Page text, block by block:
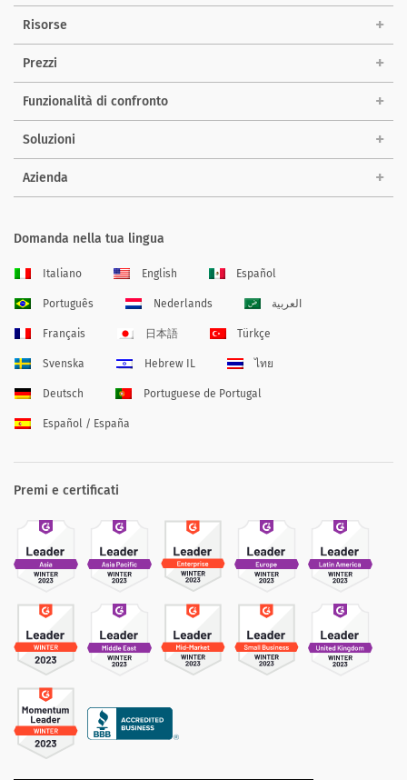
Risorse
Prezzi
Funzionalità di confronto
Soluzioni
Azienda
Domanda nella tua lingua
Italiano English Español
Português Nederlands العربية
Français 日本語 Türkçe
Svenska Hebrew IL ไทย
Deutsch Portuguese de Portugal
Español / España
Premi e certificati